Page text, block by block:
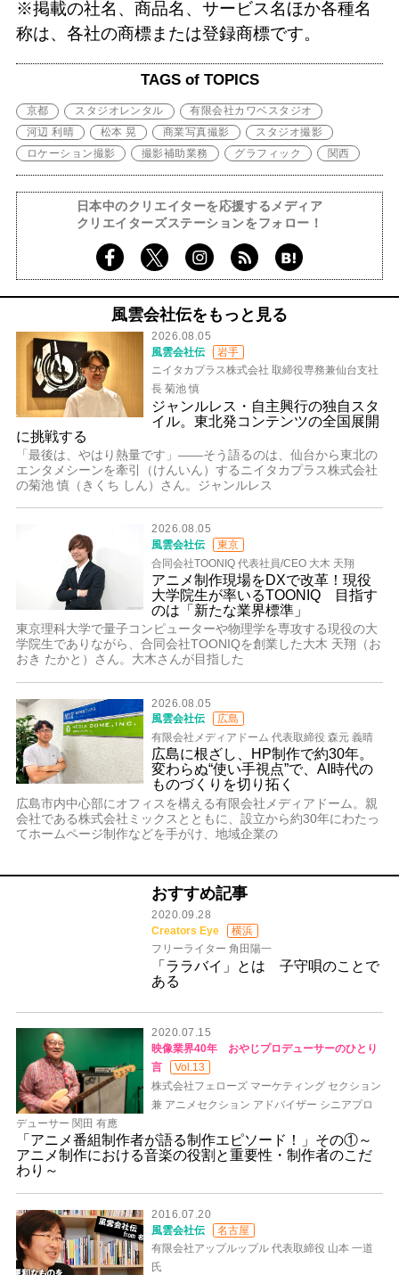
※掲載の社名、商品名、サービス名ほか各種名
称は、各社の商標または登録商標です。
TAGS of TOPICS
京都 スタジオレンタル
有限会社カワベスタジオ
河辺 利晴
松本 晃 商業写真撮影
スタジオ撮影
ロケーション撮影
撮影補助業務 グラフィック 関西
日本中のクリエイターを応援するメディア
クリエイターズステーションをフォロー！
風雲会社伝をもっと見る
2026.08.05
風雲会社伝
岩手
ニイタカプラス株式会社 取締役専務兼仙台支社
長 菊池 慎
ジャンルレス・自主興行の独自スタ
イル。東北発コンテンツの全国展開
に挑戦する
「最後は、やはり熱量です」――そう語るのは、仙台から東北の
エンタメシーンを牽引（けんいん）するニイタカプラス株式会社
の菊池 慎（きくち しん）さん。ジャンルレス
2026.08.05
風雲会社伝
東京
合同会社TOONIQ 代表社員/CEO 大木 天翔
アニメ制作現場をDXで改革！現役
大学院生が率いるTOONIQ 目指す
のは「新たな業界標準」
東京理科大学で量子コンピューターや物理学を専攻する現役の大
学院生でありながら、合同会社TOONIQを創業した大木 天翔（お
おき たかと）さん。大木さんが目指した
2026.08.05
風雲会社伝
広島
有限会社メディアドーム 代表取締役 森元 義晴
広島に根ざし、HP制作で約30年。
変わらぬ“使い手視点”で、AI時代の
ものづくりを切り拓く
広島市内中心部にオフィスを構える有限会社メディアドーム。親
会社である株式会社ミックスとともに、設立から約30年にわたっ
てホームページ制作などを手がけ、地域企業の
おすすめ記事
2020.09.28
Creators Eye
横浜
フリーライター 角田陽一
「ララバイ」とは 子守唄のことで
ある
2020.07.15
映像業界40年 おやじプロデューサーのひとり
言
Vol.13
株式会社フェローズ マーケティング セクション
兼 アニメセクション アドバイザー シニアプロ
デューサー 関田 有應
「アニメ番組制作者が語る制作エピソード！」その①～
アニメ制作における音楽の役割と重要性・制作者のこだ
わり～
2016.07.20
風雲会社伝
名古屋
有限会社アップルップル 代表取締役 山本 一道
氏